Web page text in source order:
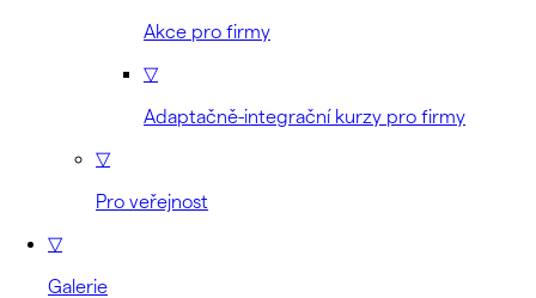
Akce pro firmy
▽
Adaptačně-integrační kurzy pro firmy
▽
Pro veřejnost
▽
Galerie